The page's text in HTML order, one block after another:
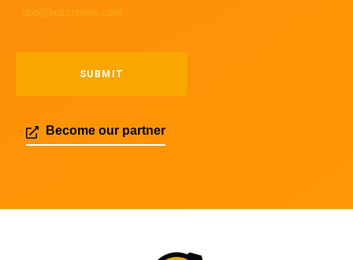
dpo@buzzebees.com
Become our partner